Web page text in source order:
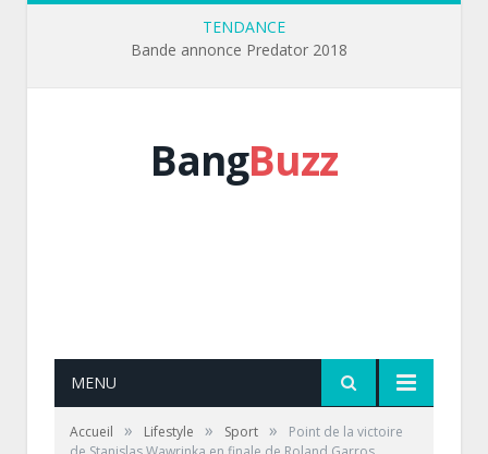
TENDANCE
Bande annonce Predator 2018
BangBuzz
MENU
Accueil » Lifestyle » Sport »
Point de la victoire